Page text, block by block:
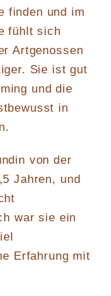
finden und im
fühlt sich
Artgenossen
Sie ist gut
und die
in
von der
Jahren, und
war sie ein
Erfahrung mit